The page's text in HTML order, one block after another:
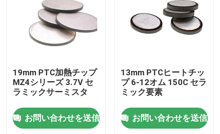
19mm PTC加熱チップ
MZ4シリーズ 3.7V セ
ラミックサーミスタ
お問い合わせを送信
13mm PTCヒートチッ
プ 6-12オム 150C セラ
ミック要素
お問い合わせを送信